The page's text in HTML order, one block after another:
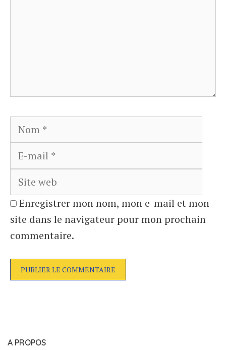
Nom
Enregistrer mon nom, mon e-mail et mon
site dans le navigateur pour mon prochain
commentaire.
A PROPOS